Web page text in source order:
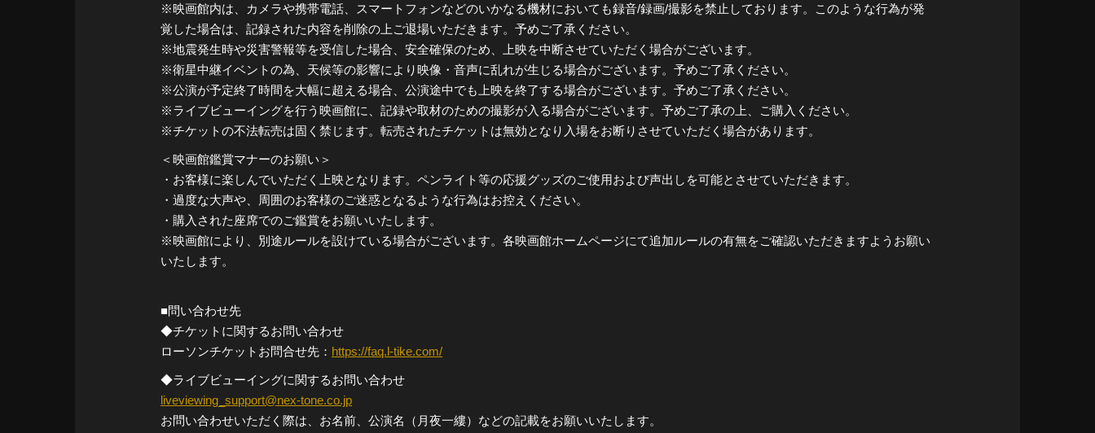
※映画館内は、カメラや携帯電話、スマートフォンなどのいかなる機材においても録音/録画/撮影を禁止しております。このような行為が発
覚した場合は、記録された内容を削除の上ご退場いただきます。予めご了承ください。
※地震発生時や災害警報等を受信した場合、安全確保のため、上映を中断させていただく場合がございます。
※衛星中継イベントの為、天候等の影響により映像・音声に乱れが生じる場合がございます。予めご了承ください。
※公演が予定終了時間を大幅に超える場合、公演途中でも上映を終了する場合がございます。予めご了承ください。
※ライブビューイングを行う映画館に、記録や取材のための撮影が入る場合がございます。予めご了承の上、ご購入ください。
※チケットの不法転売は固く禁じます。転売されたチケットは無効となり入場をお断りさせていただく場合があります。
＜映画館鑑賞マナーのお願い＞
・お客様に楽しんでいただく上映となります。ペンライト等の応援グッズのご使用および声出しを可能とさせていただきます。
・過度な大声や、周囲のお客様のご迷惑となるような行為はお控えください。
・購入された座席でのご鑑賞をお願いいたします。
※映画館により、別途ルールを設けている場合がございます。各映画館ホームページにて追加ルールの有無をご確認いただきますようお願い
いたします。
■問い合わせ先
◆チケットに関するお問い合わせ
ローソンチケットお問合せ先： https://faq.l-tike.com/
◆ライブビューイングに関するお問い合わせ
liveviewing_support@nex-tone.co.jp
お問い合わせいただく際は、お名前、公演名（月夜一縷）などの記載をお願いいたします。